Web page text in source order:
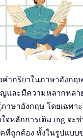
คำกริยาในภาษาอังกฤ
และมีความหลากหลา
าษาอังกฤษ โดยเฉพา
จหลักการเติม ing จะ
ที่ถูกต้อง ทั้งในรูปแบบ